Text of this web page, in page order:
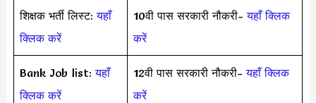
शिक्षक भर्ती लिस्ट:यहाँ
क्लिक करें
10वी पास सरकारी नौकरी-यहाँ क्लिक
करें
Bank Job list:यहाँ
क्लिक करें
12वी पास सरकारी नौकरी-यहाँ क्लिक
करें